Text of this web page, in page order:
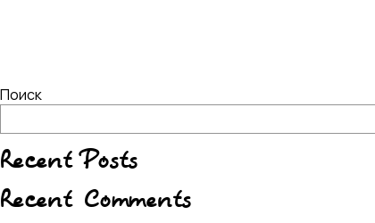
Поиск
Recent Posts
Recent Comments